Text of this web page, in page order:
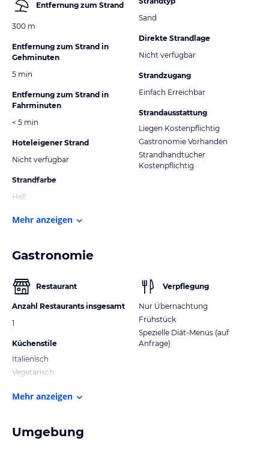
Entfernung zum Strand
300 m
Entfernung zum Strand in
Gehminuten
5 min
Entfernung zum Strand in
Fahrminuten
< 5 min
Hoteleigener Strand
Nicht verfügbar
Strandfarbe
Hell
Sand
Direkte Strandlage
Nicht verfügbar
Strandzugang
Einfach Erreichbar
Strandausstattung
Liegen Kostenpflichtig
Gastronomie Vorhanden
Strandhandtücher
Kostenpflichtig
Mehr anzeigen
Gastronomie
Restaurant
Anzahl Restaurants insgesamt
1
Küchenstile
Italienisch
Vegetarisch
Verpflegung
Nur Übernachtung
Frühstück
Spezielle Diät-Menüs (auf
Anfrage)
Mehr anzeigen
Umgebung